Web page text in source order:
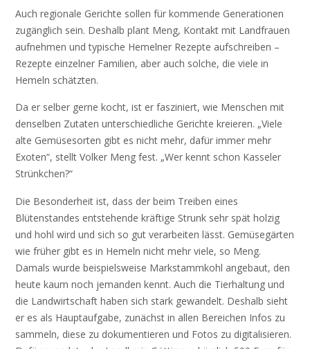
Auch regionale Gerichte sollen für kommende Generationen
zugänglich sein. Deshalb plant Meng, Kontakt mit Landfrauen
aufnehmen und typische Hemelner Rezepte aufschreiben –
Rezepte einzelner Familien, aber auch solche, die viele in
Hemeln schätzten.
Da er selber gerne kocht, ist er fasziniert, wie Menschen mit
denselben Zutaten unterschiedliche Gerichte kreieren. „Viele
alte Gemüsesorten gibt es nicht mehr, dafür immer mehr
Exoten“, stellt Volker Meng fest. „Wer kennt schon Kasseler
Strünkchen?“
Die Besonderheit ist, dass der beim Treiben eines
Blütenstandes entstehende kräftige Strunk sehr spät holzig
und hohl wird und sich so gut verarbeiten lässt. Gemüsegärten
wie früher gibt es in Hemeln nicht mehr viele, so Meng.
Damals wurde beispielsweise Markstammkohl angebaut, den
heute kaum noch jemanden kennt. Auch die Tierhaltung und
die Landwirtschaft haben sich stark gewandelt. Deshalb sieht
er es als Hauptaufgabe, zunächst in allen Bereichen Infos zu
sammeln, diese zu dokumentieren und Fotos zu digitalisieren.